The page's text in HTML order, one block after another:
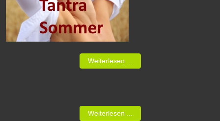
Weiterlesen ...
Weiterlesen ...